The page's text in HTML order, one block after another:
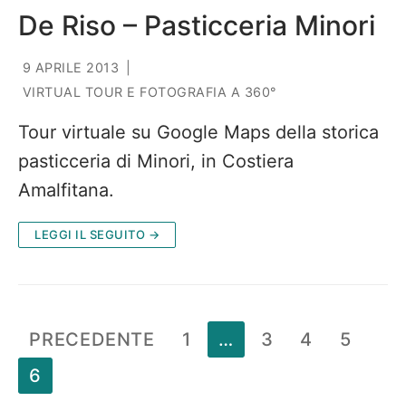
De Riso – Pasticceria Minori
9 APRILE 2013
VIRTUAL TOUR E FOTOGRAFIA A 360°
Tour virtuale su Google Maps della storica
pasticceria di Minori, in Costiera
Amalfitana.
LEGGI IL SEGUITO →
Paginazione
degli
articoli
PRECEDENTE 1 … 3 4
5
6